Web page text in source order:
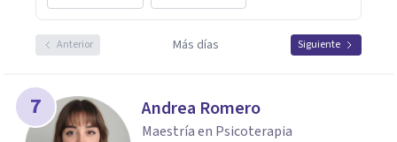
Anterior Más días Siguiente
7 Andrea Romero
Maestría en Psicoterapia